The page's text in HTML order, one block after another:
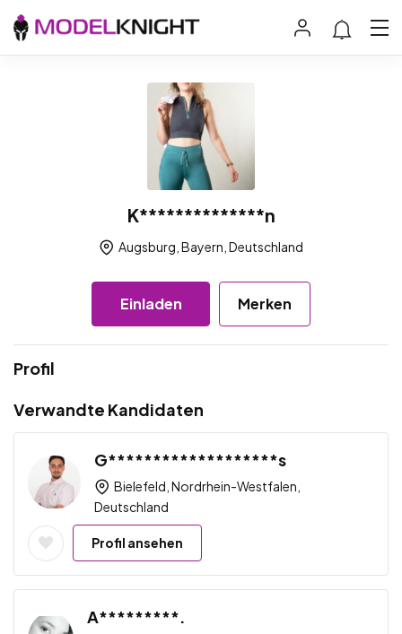
K**************n
Augsburg, Bayern, Deutschland
Einladen Merken
Profil
Verwandte Kandidaten
G*******************s
Bielefeld, Nordrhein-Westfalen,
Deutschland
Profil ansehen
A*********.